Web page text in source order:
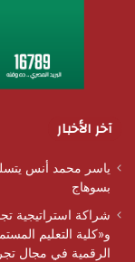
آخر الأخبار
ياسر محمد أنس يتسلم
بسوهاج
شراكة استراتيجية
و«كلية التعليم
الرقمية في مجال